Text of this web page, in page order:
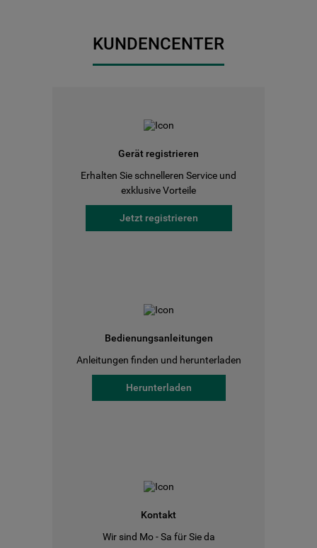
KUNDENCENTER
Gerät registrieren
Erhalten Sie schnelleren Service und
exklusive Vorteile
Jetzt registrieren
Bedienungsanleitungen
Anleitungen finden und herunterladen
Herunterladen
Kontakt
Wir sind Mo - Sa für Sie da